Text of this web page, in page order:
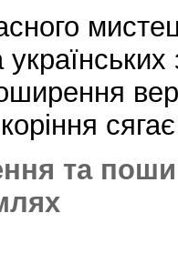
сягає
та